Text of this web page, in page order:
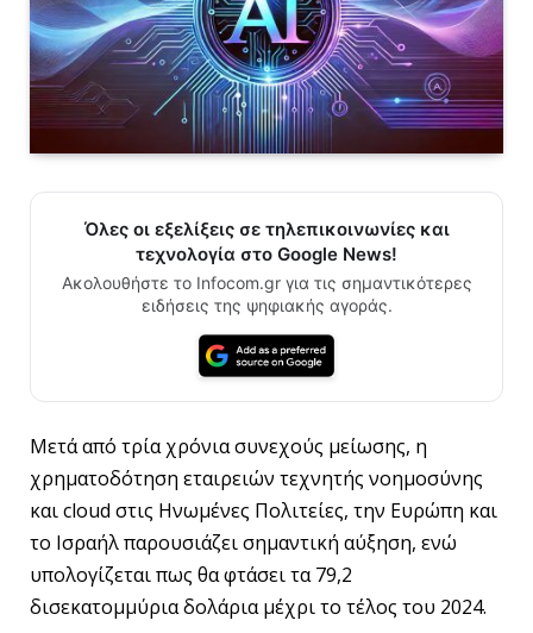
Όλες οι εξελίξεις σε τηλεπικοινωνίες και
τεχνολογία στο Google News!
Ακολουθήστε το Infocom.gr για τις σημαντικότερες
ειδήσεις της ψηφιακής αγοράς.
Μετά από τρία χρόνια συνεχούς μείωσης, η
χρηματοδότηση εταιρειών τεχνητής νοημοσύνης
και cloud στις Ηνωμένες Πολιτείες, την Ευρώπη και
το Ισραήλ παρουσιάζει σημαντική αύξηση, ενώ
υπολογίζεται πως θα φτάσει τα 79,2
δισεκατομμύρια δολάρια μέχρι το τέλος του 2024.